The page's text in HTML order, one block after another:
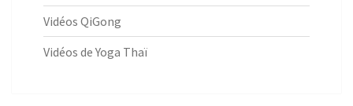
Vidéos QiGong
Vidéos de Yoga Thaï